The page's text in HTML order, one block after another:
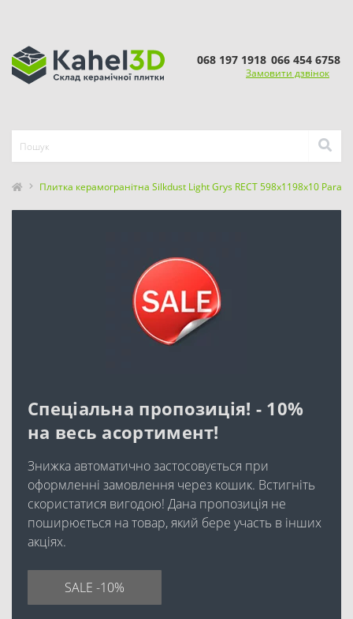
068 197 1918 066 454 6758
Замовити дзвінок
Плитка керамогранітна Silkdust Light Grys RECT 598x1198x10
Спеціальна пропозиція! - 10%
на весь асортимент!
Знижка автоматично застосовується при
оформленні замовлення через кошик. Встигніть
скористатися вигодою! Дана пропозиція не
поширюється на товар, який бере участь в інших
акціях.
SALE -10%